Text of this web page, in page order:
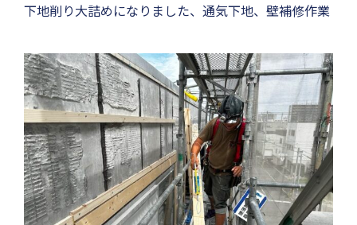
下地削り大詰めになりました、通気下地、壁補修作業